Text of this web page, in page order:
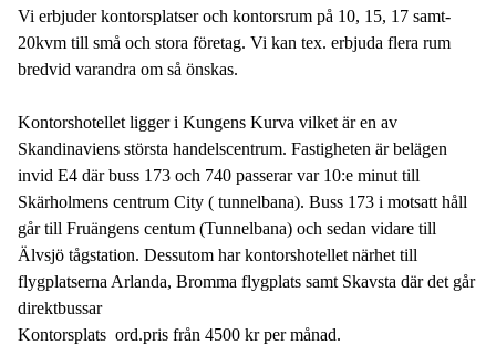
Vi erbjuder kontorsplatser och kontorsrum på 10, 15, 17 samt-
20kvm till små och stora företag. Vi kan tex. erbjuda flera rum
bredvid varandra om så önskas.
Kontorshotellet ligger i Kungens Kurva vilket är en av
Skandinaviens största handelscentrum. Fastigheten är belägen
invid E4 där buss 173 och 740 passerar var 10:e minut till
Skärholmens centrum City ( tunnelbana). Buss 173 i motsatt håll
går till Fruängens centum (Tunnelbana) och sedan vidare till
Älvsjö tågstation. Dessutom har kontorshotellet närhet till
flygplatserna Arlanda, Bromma flygplats samt Skavsta där det går
direktbussar
Kontorsplats ord.pris från 4500 kr per månad.